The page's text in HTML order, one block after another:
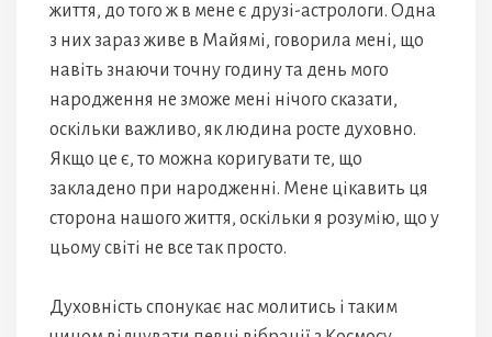
життя, до того ж в мене є друзі-астрологи. Одна
з них зараз живе в Майямі, говорила мені, що
навіть знаючи точну годину та день мого
народження не зможе мені нічого сказати,
оскільки важливо, як людина росте духовно.
Якщо це є, то можна коригувати те, що
закладено при народженні. Мене цікавить ця
сторона нашого життя, оскільки я розумію, що у
цьому світі не все так просто.
Духовність спонукає нас молитись і таким